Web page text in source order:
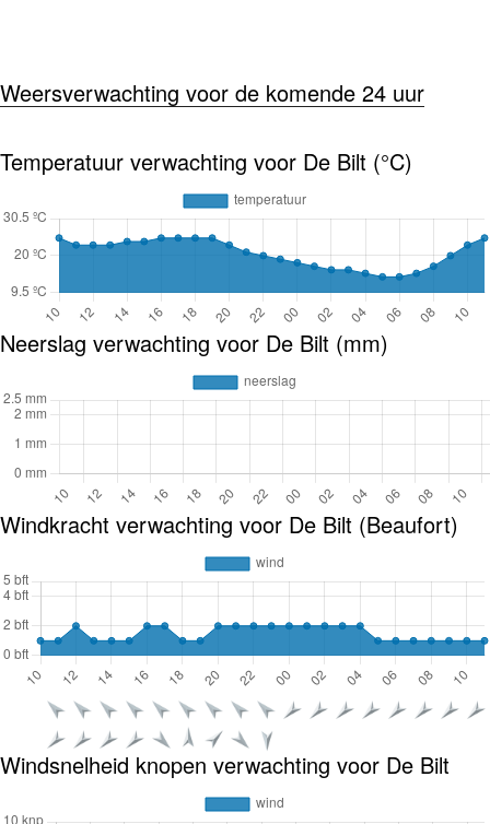
Weersverwachting voor de komende 24 uur
Temperatuur verwachting voor De Bilt (°C)
Neerslag verwachting voor De Bilt (mm)
Windkracht verwachting voor De Bilt (Beaufort)
Windsnelheid knopen verwachting voor De Bilt